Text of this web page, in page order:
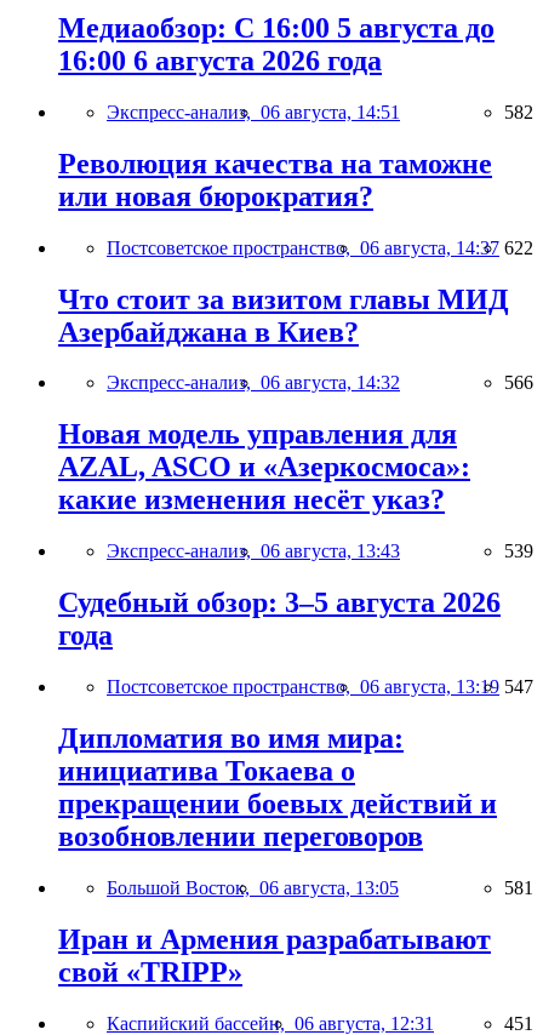
Медиаобзор: С 16:00 5 августа до
16:00 6 августа 2026 года
Экспресс-анализ, 06 августа, 14:51 582
Революция качества на таможне
или новая бюрократия?
Постсоветское пространство, 06 августа, 14:37 622
Что стоит за визитом главы МИД
Азербайджана в Киев?
Экспресс-анализ, 06 августа, 14:32 566
Новая модель управления для
AZAL, ASCO и «Азеркосмоса»:
какие изменения несёт указ?
Экспресс-анализ, 06 августа, 13:43 539
Судебный обзор: 3–5 августа 2026
года
Постсоветское пространство, 06 августа, 13:19 547
Дипломатия во имя мира:
инициатива Токаева о
прекращении боевых действий и
возобновлении переговоров
Большой Восток, 06 августа, 13:05 581
Иран и Армения разрабатывают
свой «TRIPP»
Каспийский бассейн, 06 августа, 12:31 451